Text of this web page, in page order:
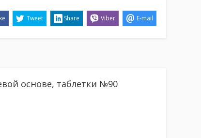
Tweet Share Viber E-mail
основе, таблетки №90